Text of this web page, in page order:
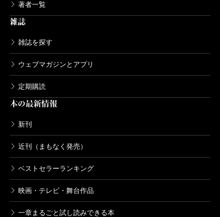
著者一覧
雑誌
雑誌を探す
ウェブマガジンとアプリ
定期購読
本の最新情報
新刊
近刊（まもなく発売）
ベストセラーランキング
映画・テレビ・舞台作品
一章まるごと試し読みできる本